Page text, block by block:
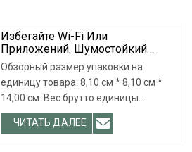
Избегайте Wi-Fi Или
Приложений. Шумостойкий
Дизайн, Светодиодное
Голосовое Управление,
Лампочка Е27, Настенный
Светильник, Освещение
Прихожей, Прихожая, Патио,
Двор Для Внутреннего
Освещения
Обзорный размер упаковки на
единицу товара: 8,10 см * 8,10 см *
14,00 см. Вес брутто единицы
продукта: 0,850 кг. Нет W
ЧИТАТЬ ДАЛЕЕ